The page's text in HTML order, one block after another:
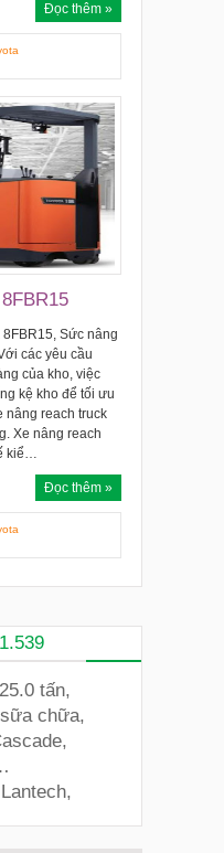
Đọc thêm »
Sức nâng
các yêu cầu
của kho, việc
kệ kho để tối ưu
nâng reach truck
Xe nâng reach
kiể…
Đọc thêm »
tấn,
chữa,